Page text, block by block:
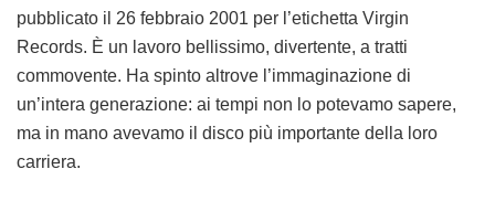
pubblicato il 26 febbraio 2001 per l’etichetta Virgin
Records. È un lavoro bellissimo, divertente, a tratti
commovente. Ha spinto altrove l’immaginazione di
un’intera generazione: ai tempi non lo potevamo sapere,
ma in mano avevamo il disco più importante della loro
carriera.